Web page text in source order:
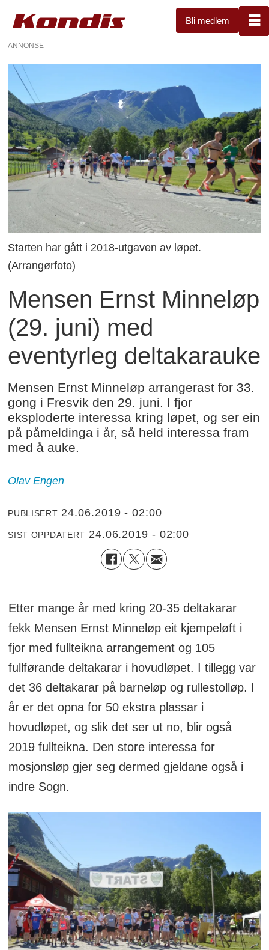
Bli medlem
ANNONSE
Starten har gått i 2018-utgaven av løpet.
(Arrangørfoto)
Mensen Ernst Minneløp
(29. juni) med
eventyrleg deltakarauke
Mensen Ernst Minneløp arrangerast for 33.
gong i Fresvik den 29. juni. I fjor
eksploderte interessa kring løpet, og ser ein
på påmeldinga i år, så held interessa fram
med å auke.
Olav Engen
PUBLISERT 24.06.2019 - 02:00
SIST OPPDATERT 24.06.2019 - 02:00
Etter mange år med kring 20-35 deltakarar
fekk Mensen Ernst Minneløp eit kjempeløft i
fjor med fullteikna arrangement og 105
fullførande deltakarar i hovudløpet. I tillegg var
det 36 deltakarar på barneløp og rullestolløp. I
år er det opna for 50 ekstra plassar i
hovudløpet, og slik det ser ut no, blir også
2019 fullteikna. Den store interessa for
mosjonsløp gjer seg dermed gjeldane også i
indre Sogn.